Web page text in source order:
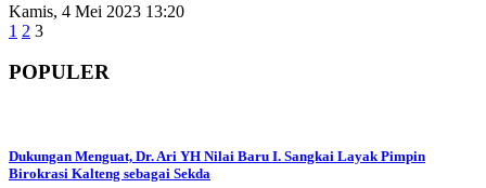
Kamis, 4 Mei 2023 13:20
1 2 3
POPULER
Dukungan Menguat, Dr. Ari YH Nilai Baru I. Sangkai Layak Pimpin
Birokrasi Kalteng sebagai Sekda